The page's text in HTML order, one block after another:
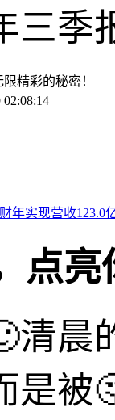
精彩的秘密！
02:08:14
点亮
清晨
是被